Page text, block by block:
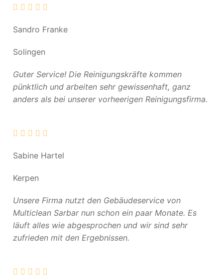
Sandro Franke
Solingen
Guter Service! Die Reinigungskräfte kommen
pünktlich und arbeiten sehr gewissenhaft, ganz
anders als bei unserer vorheerigen Reinigungsfirma.
Sabine Hartel
Kerpen
Unsere Firma nutzt den Gebäudeservice von
Multiclean Sarbar nun schon ein paar Monate. Es
läuft alles wie abgesprochen und wir sind sehr
zufrieden mit den Ergebnissen.